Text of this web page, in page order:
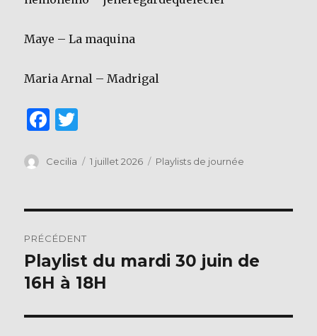
Maye – La maquina
Maria Arnal – Madrigal
F
c
b
o
o
k
it
r
Auteur
Cecilia
Publié
1 juillet 2026 Catégories
Playlists de journée
de
l’article
PRÉCÉDENT
Publication
précédente :
Playlist du mardi 30 juin de
16H à 18H